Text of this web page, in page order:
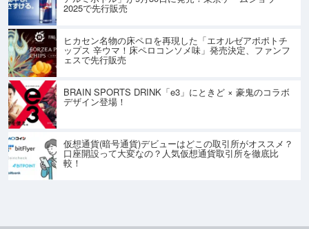
2025で先行販売
ヒカセン名物の床ペロを再現した「エオルゼアポポトチ
ップス 辛ウマ！床ペロコンソメ味」発売決定、ファンフ
ェスで先行販売
BRAIN SPORTS DRINK「e3」にときど × 豪鬼のコラボ
デザイン登場！
仮想通貨(暗号通貨)デビューはどこの取引所がオススメ？
口座開設って大変なの？人気仮想通貨取引所を徹底比
較！